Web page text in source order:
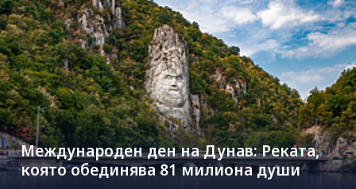
Международен ден на Дунав: Реката,
която обединява 81 милиона души